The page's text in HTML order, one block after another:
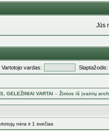
Jūs
Vartotojo vardas: Slaptažodis:
GELEŽINIAI VARTAI » Žinios iš įvairių
nėra ir 1 svečias